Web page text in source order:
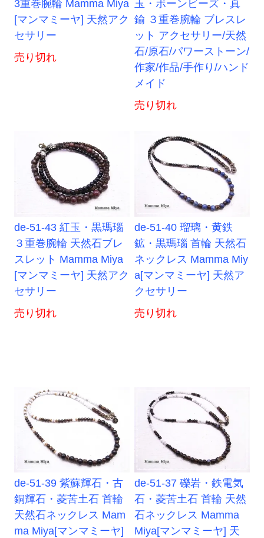
3重巻腕輪 Mamma Miya
[マンマミーヤ] 天然アク
セサリー
売り切れ
玉・ボーンビーズ・真
鍮 ３重巻腕輪 ブレスレ
ット アクセサリー/天然
石/原石/パワーストーン/
作家/作品/手作り/ハンド
メイド
売り切れ
de-51-43 紅玉・黒瑪瑙
３重巻腕輪 天然石ブレ
スレット Mamma Miya
[マンマミーヤ] 天然アク
セサリー
売り切れ
de-51-40 瑠璃・黄鉄
鉱・黒瑪瑙 首輪 天然石
ネックレス Mamma Miy
a[マンマミーヤ] 天然ア
クセサリー
売り切れ
de-51-39 紫蘇輝石・古
銅輝石・菱苦土石 首輪
天然石ネックレス Mam
ma Miya[マンマミーヤ]
de-51-37 礫岩・鉄電気
石・菱苦土石 首輪 天然
石ネックレス Mamma
Miya[マンマミーヤ] 天